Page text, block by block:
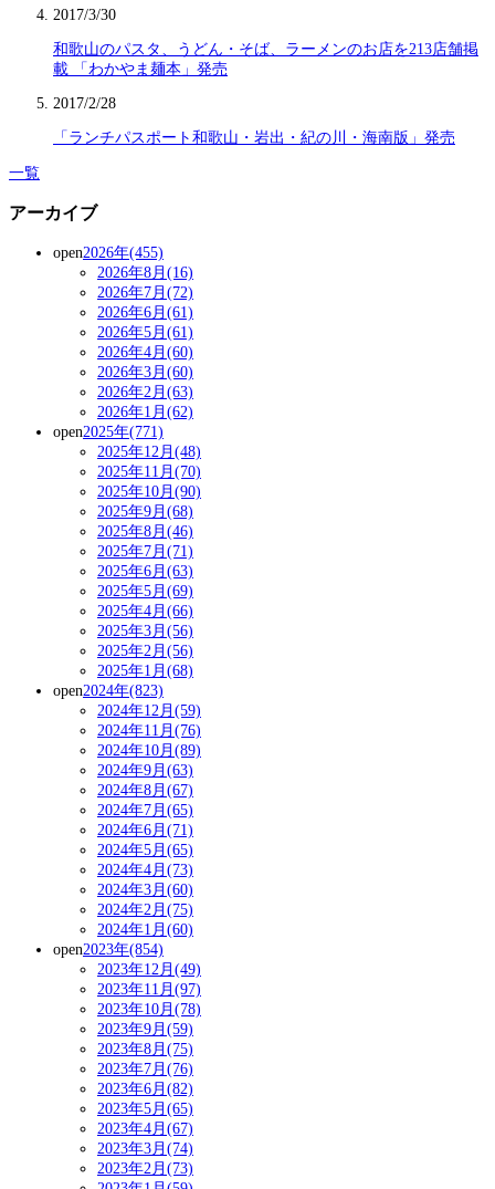
2017/3/30
和歌山のパスタ、うどん・そば、ラーメンのお店を213店舗掲
載 「わかやま麺本」発売
2017/2/28
「ランチパスポート和歌山・岩出・紀の川・海南版」発売
一覧
アーカイブ
open2026年(455)
2026年8月(16)
2026年7月(72)
2026年6月(61)
2026年5月(61)
2026年4月(60)
2026年3月(60)
2026年2月(63)
2026年1月(62)
open2025年(771)
2025年12月(48)
2025年11月(70)
2025年10月(90)
2025年9月(68)
2025年8月(46)
2025年7月(71)
2025年6月(63)
2025年5月(69)
2025年4月(66)
2025年3月(56)
2025年2月(56)
2025年1月(68)
open2024年(823)
2024年12月(59)
2024年11月(76)
2024年10月(89)
2024年9月(63)
2024年8月(67)
2024年7月(65)
2024年6月(71)
2024年5月(65)
2024年4月(73)
2024年3月(60)
2024年2月(75)
2024年1月(60)
open2023年(854)
2023年12月(49)
2023年11月(97)
2023年10月(78)
2023年9月(59)
2023年8月(75)
2023年7月(76)
2023年6月(82)
2023年5月(65)
2023年4月(67)
2023年3月(74)
2023年2月(73)